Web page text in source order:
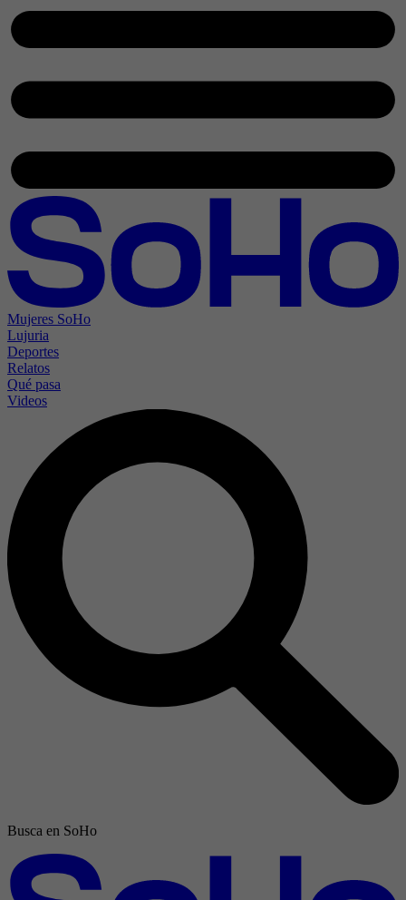
Mujeres SoHo
Lujuria
Deportes
Relatos
Qué pasa
Videos
Busca en SoHo